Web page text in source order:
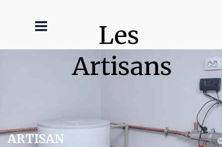
Les
Artisans
ARTISAN